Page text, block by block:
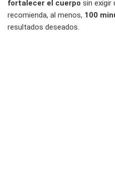
fortalecer el cuerpo sin exigir
recomienda, al menos, 100
resultados deseados.